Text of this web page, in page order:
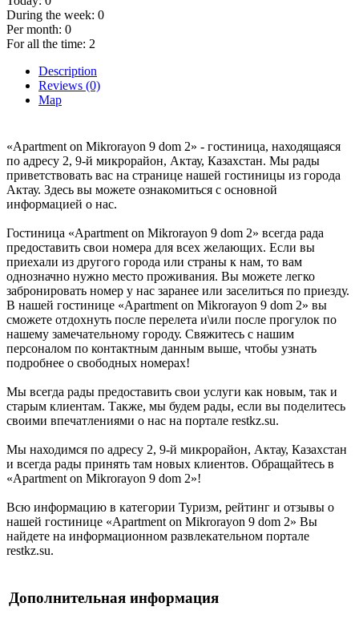
During the week: 0
Per month: 0
For all the time: 2
Description
Reviews (0)
Map
«Apartment on Mikrorayon 9 dom 2» - гостиница, находящаяся
по адресу 2, 9-й микрорайон, Актау, Казахстан. Мы рады
приветствовать вас на странице нашей гостиницы из города
Актау. Здесь вы можете ознакомиться с основной
информацией о нас.
Гостиница «Apartment on Mikrorayon 9 dom 2» всегда рада
предоставить свои номера для всех желающих. Если вы
приехали из другого города или страны к нам, то вам
однозначно нужно место проживания. Вы можете легко
забронировать номер у нас заранее или заселиться по приезду.
В нашей гостинице «Apartment on Mikrorayon 9 dom 2» вы
сможете отдохнуть после перелета и\или после прогулок по
нашему замечательному городу. Свяжитесь с нашим
персоналом по контактным данным выше, чтобы узнать
подробнее о свободных номерах!
Мы всегда рады предоставить свои услуги как новым, так и
старым клиентам. Также, мы будем рады, если вы поделитесь
своими впечатлениями о нас на портале restkz.su.
Мы находимся по адресу 2, 9-й микрорайон, Актау, Казахстан
и всегда рады принять там новых клиентов. Обращайтесь в
«Apartment on Mikrorayon 9 dom 2»!
Всю информацию в категории Туризм, рейтинг и отзывы о
нашей гостинице «Apartment on Mikrorayon 9 dom 2» Вы
найдете на информационном развлекательном портале
restkz.su.
Дополнительная информация